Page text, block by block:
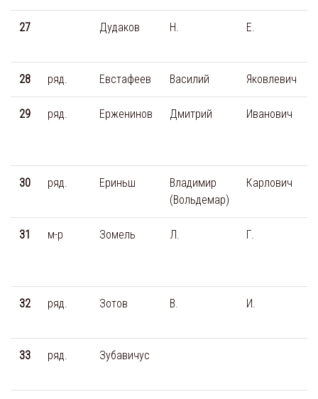
27 Дудаков Н. Е.
28 ряд. Евстафеев Василий Яковлевич
29 ряд. Ерженинов Дмитрий Иванович
30 ряд. Ериньш
Владимир
(Вольдемар)
Карлович
31 м-р Зомель Л. Г.
32 ряд. Зотов В. И.
33 ряд. Зубавичус